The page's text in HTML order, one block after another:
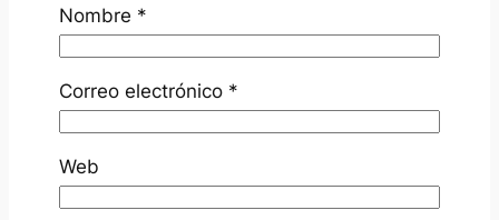
Nombre *
Correo electrónico *
Web